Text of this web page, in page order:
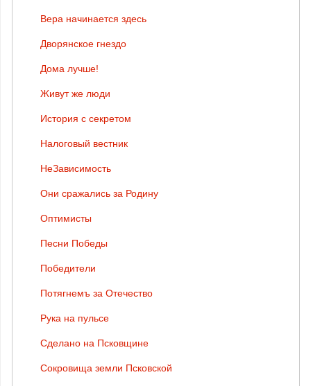
Вера начинается здесь
Дворянское гнездо
Дома лучше!
Живут же люди
История с секретом
Налоговый вестник
НеЗависимость
Они сражались за Родину
Оптимисты
Песни Победы
Победители
Потягнемъ за Отечество
Рука на пульсе
Сделано на Псковщине
Сокровища земли Псковской